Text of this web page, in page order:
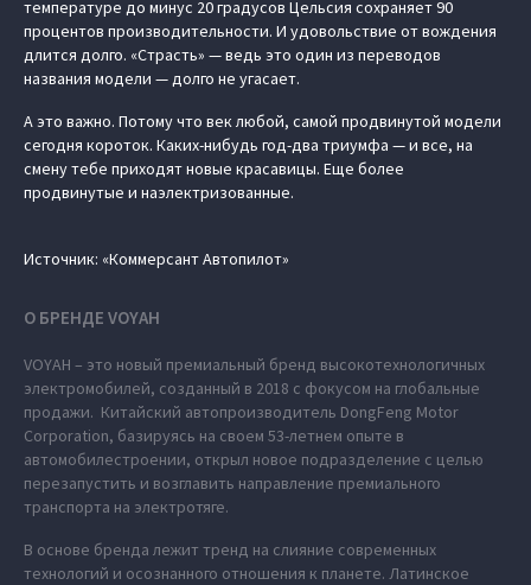
температуре до минус 20 градусов Цельсия сохраняет 90
процентов производительности. И удовольствие от вождения
длится долго. «Страсть» — ведь это один из переводов
названия модели — долго не угасает.
А это важно. Потому что век любой, самой продвинутой модели
сегодня короток. Каких-нибудь год-два триумфа — и все, на
смену тебе приходят новые красавицы. Еще более
продвинутые и наэлектризованные.
Источник: «Коммерсант Автопилот»
О БРЕНДЕ VOYAH
VOYAH – это новый премиальный бренд высокотехнологичных
электромобилей, созданный в 2018 с фокусом на глобальные
продажи. Китайский автопроизводитель DongFeng Motor
Corporation, базируясь на своем 53-летнем опыте в
автомобилестроении, открыл новое подразделение с целью
перезапустить и возглавить направление премиального
транспорта на электротяге.
В основе бренда лежит тренд на слияние современных
технологий и осознанного отношения к планете. Латинское